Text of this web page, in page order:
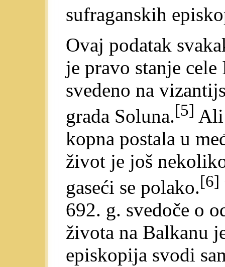
sufraganskih
Ovaj podatak
je pravo stanje
svedeno na
grada Soluna.[5] Ali
kopna postala u
život je još
gaseći se polako.[6]
692. g. svedoče o
života na Balkanu
episkopija svodi